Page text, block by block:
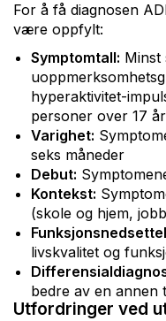
For å få diagnosen
være oppfylt:
Symptomtall: Minst
hyperaktivitet-
personer over 17
Varighet:
seks måneder
Debut:
Kontekst:
(skole og hjem,
livskvalitet og
bedre av en annen
Utfordringer ved